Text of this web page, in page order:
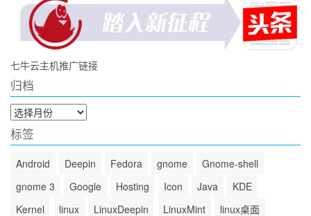
七牛云主机推广链接
归档
归
档
标签
Android Deepin Fedora gnome
Gnome-shell
gnome 3
Google Hosting Icon Java
KDE
Kernel
linux LinuxDeepin LinuxMint
linux桌面